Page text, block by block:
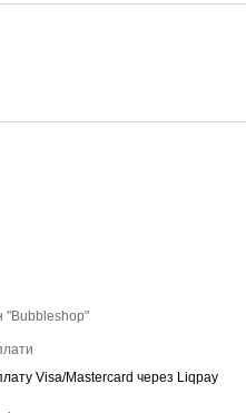
"Bubbleshop"